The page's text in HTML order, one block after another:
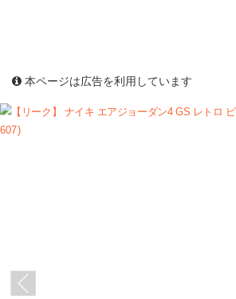
本ページは広告を利用しています